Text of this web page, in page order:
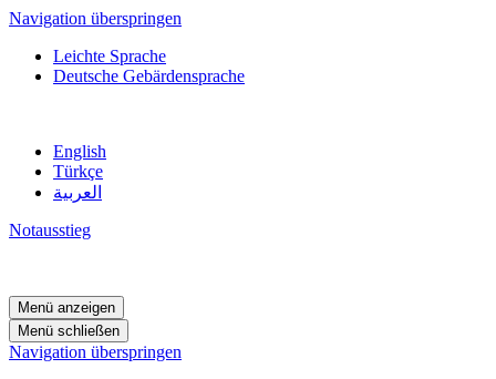
Navigation überspringen
Leichte Sprache
Deutsche Gebärdensprache
English
Türkçe
العربية
Notausstieg
Menü anzeigen
Menü schließen
Navigation überspringen